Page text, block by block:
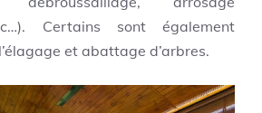
Certains sont également
et abattage d’arbres.